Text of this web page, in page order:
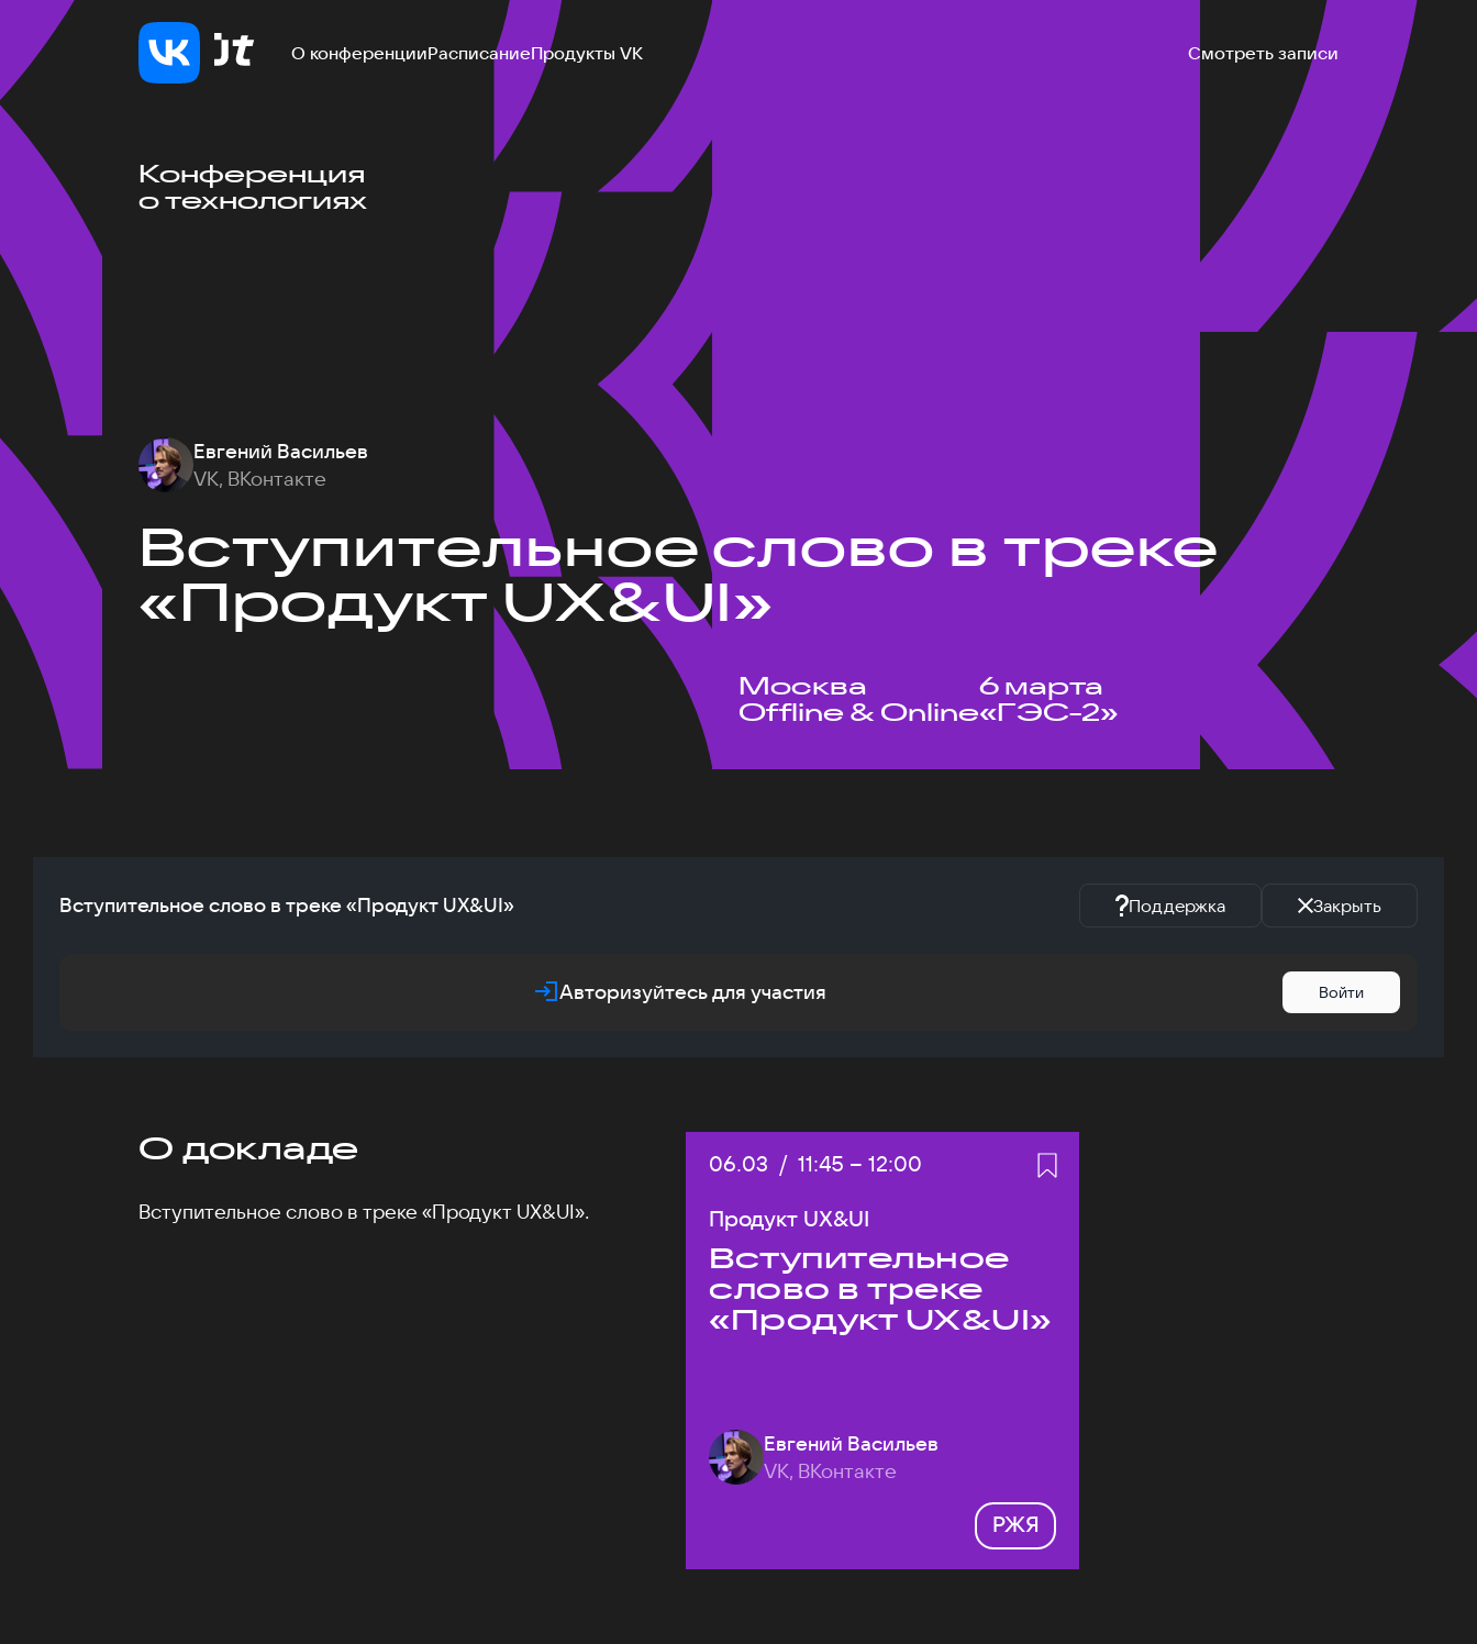
О конференцииРасписаниеПродукты VK Смотреть записи
Конференция
о технологиях
Евгений Васильев
VK, ВКонтакте
Вступительное слово в треке
«Продукт UX&UI»
Москва
Offline & Online
6 марта
«ГЭС-2»
Вступительное слово в треке «Продукт UX&UI» Поддержка Закрыть
Авторизуйтесь для участия Войти
О докладе
Вступительное слово в треке «Продукт UX&UI».
Дата:
06.03 / Начало:
11:45 – Конец:
12:00
Продукт UX&UI
Вступительное
слово в треке
«Продукт UX&UI»
Евгений Васильев
VK, ВКонтакте
РЖЯ